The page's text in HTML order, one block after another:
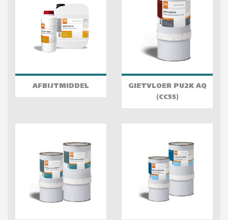
AFBIJTMIDDEL
GIETVLOER PU2K AQ
(CC55)